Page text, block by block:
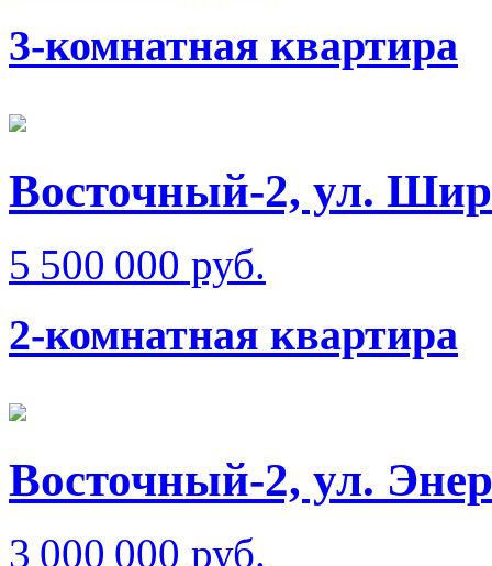
3-комнатная квартира
Восточный-2, ул.
5 500 000 руб.
2-комнатная квартира
Восточный-2, ул.
3 000 000 руб.